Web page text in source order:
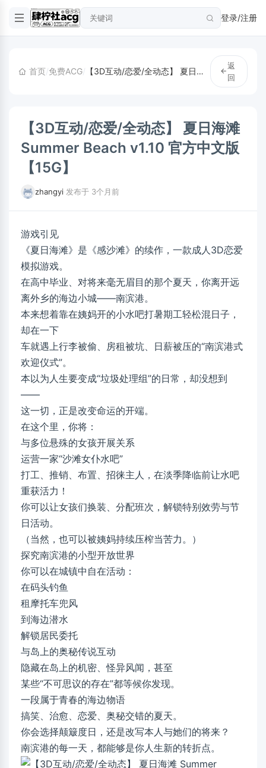
登录/注册
首页/免费ACG/ 【3D互动/恋爱/全动态】 夏日海滩 Summer Beach v1.10 官方中文版【15G】
返
回
【3D互动/恋爱/全动态】 夏日海滩
Summer Beach v1.10 官方中文版
【15G】
zhangyi 发布于 3个月前
游戏引见
《夏日海滩》是《感沙滩》的续作，一款成人3D恋爱
模拟游戏。
在高中毕业、对将来毫无眉目的那个夏天，你离开远
离外乡的海边小城——南滨港。
本来想着靠在姨妈开的小水吧打暑期工轻松混日子，
却在一下
车就遇上行李被偷、房租被坑、日薪被压的“南滨港式
欢迎仪式”。
本以为人生要变成“垃圾处理组”的日常，却没想到
——
这一切，正是改变命运的开端。
在这个里，你将：
与多位悬殊的女孩开展关系
运营一家“沙滩女仆水吧”
打工、推销、布置、招徕主人，在淡季降临前让水吧
重获活力！
你可以让女孩们换装、分配班次，解锁特别效劳与节
日活动。
（当然，也可以被姨妈持续压榨当苦力。）
探究南滨港的小型开放世界
你可以在城镇中自在活动：
在码头钓鱼
租摩托车兜风
到海边潜水
解锁居民委托
与岛上的奥秘传说互动
隐藏在岛上的机密、怪异风闻，甚至
某些“不可思议的存在”都等候你发现。
一段属于青春的海边物语
搞笑、治愈、恋爱、奥秘交错的夏天。
你会选择颠簸度日，还是改写本人与她们的将来？
南滨港的每一天，都能够是你人生新的转折点。